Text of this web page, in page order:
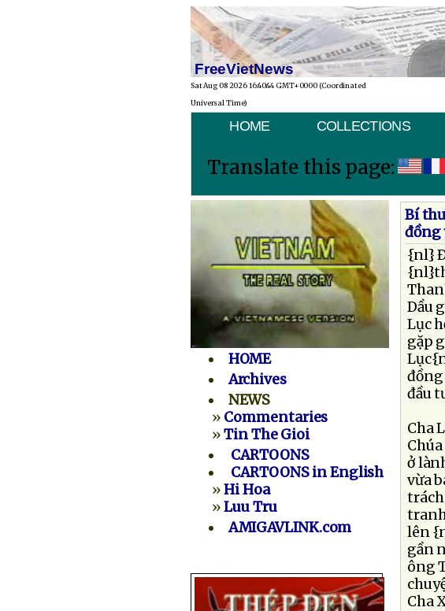
FreeVietNews
Sat Aug 08 2026 16:40:44 GMT+0000 (Coordinated
Universal Time)
HOME COLLECTIONS
Translate this page:
HOME
Archives
NEWS
» Commentaries
»Tin The Gioi
CARTOONS
CARTOONS in English
»Hi Hoa
»Luu Tru
AMIGAVLINK.com
Bí
đồng
{nl}
Dầu
Lục
gặp
đồng
đầu
Cha
ở
vừa
trách
lên
gần
ông
Cha